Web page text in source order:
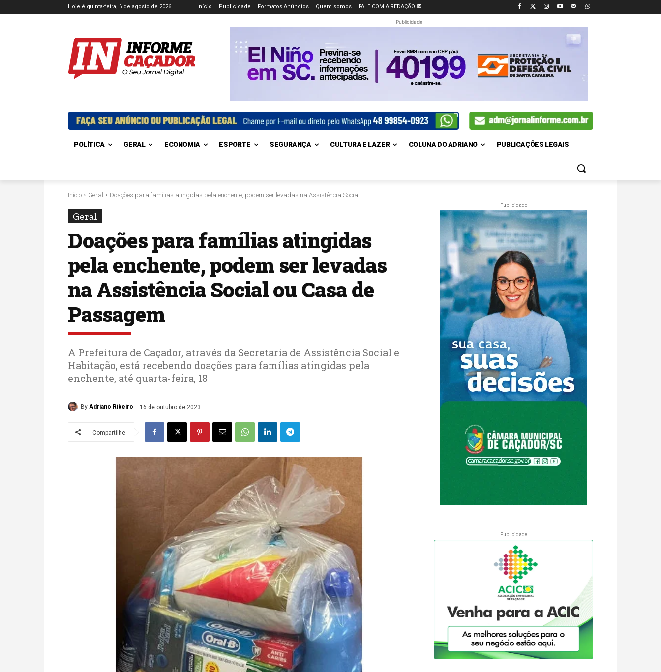
Hoje é quinta-feira, 6 de agosto de 2026 Início Publicidade Formatos Anúncios Quem somos FALE COM A REDAÇÃO
Publicidade
POLÍTICA GERAL ECONOMIA ESPORTE SEGURANÇA CULTURA E LAZER COLUNA DO ADRIANO PUBLICAÇÕES LEGAIS
Início Geral Doações para famílias atingidas pela enchente, podem ser levadas na Assistência Social...
Geral
Doações para famílias atingidas
pela enchente, podem ser levadas
na Assistência Social ou Casa de
Passagem
A Prefeitura de Caçador, através da Secretaria de Assistência Social e
Habitação, está recebendo doações para famílias atingidas pela
enchente, até quarta-feira, 18
By Adriano Ribeiro 16 de outubro de 2023
Compartilhe
Publicidade
Publicidade